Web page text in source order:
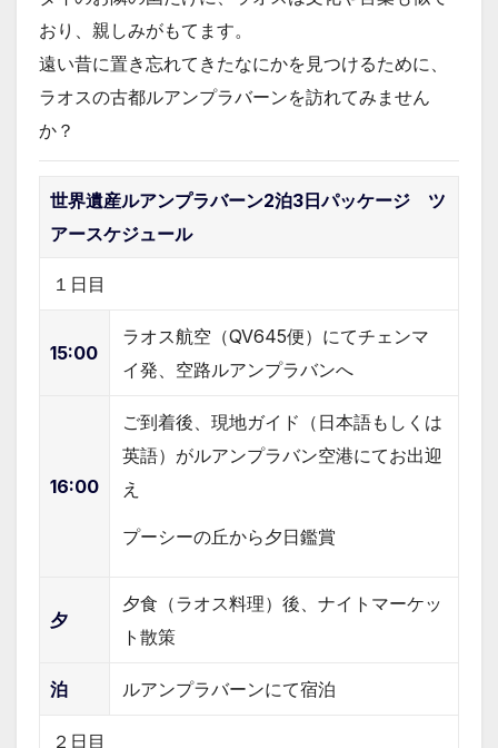
おり、親しみがもてます。
遠い昔に置き忘れてきたなにかを見つけるために、
ラオスの古都ルアンプラバーンを訪れてみません
か？
世界遺産ルアンプラバーン2泊3日パッケージ ツ
アースケジュール
１日目
15:00
ラオス航空（QV645便）にてチェンマ
イ発、空路ルアンプラバンへ
16:00
ご到着後、現地ガイド（日本語もしくは
英語）がルアンプラバン空港にてお出迎
え
プーシーの丘から夕日鑑賞
夕
夕食（ラオス料理）後、ナイトマーケッ
ト散策
泊 ルアンプラバーンにて宿泊
２日目